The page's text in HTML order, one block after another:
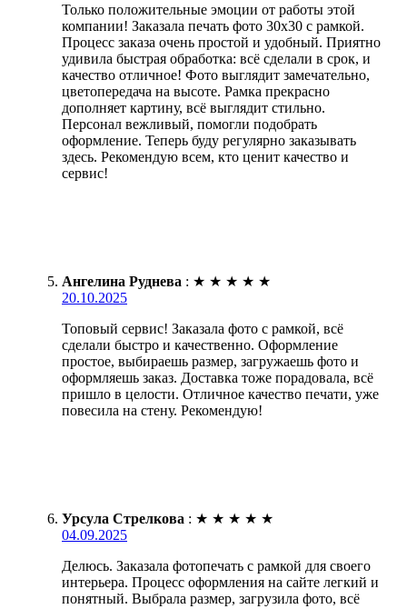
Только положительные эмоции от работы этой
компании! Заказала печать фото 30х30 с рамкой.
Процесс заказа очень простой и удобный. Приятно
удивила быстрая обработка: всё сделали в срок, и
качество отличное! Фото выглядит замечательно,
цветопередача на высоте. Рамка прекрасно
дополняет картину, всё выглядит стильно.
Персонал вежливый, помогли подобрать
оформление. Теперь буду регулярно заказывать
здесь. Рекомендую всем, кто ценит качество и
сервис!
Ангелина Руднева : ★ ★ ★ ★ ★
20.10.2025
Топовый сервис! Заказала фото с рамкой, всё
сделали быстро и качественно. Оформление
простое, выбираешь размер, загружаешь фото и
оформляешь заказ. Доставка тоже порадовала, всё
пришло в целости. Отличное качество печати, уже
повесила на стену. Рекомендую!
Урсула Стрелкова : ★ ★ ★ ★ ★
04.09.2025
Делюсь. Заказала фотопечать с рамкой для своего
интерьера. Процесс оформления на сайте легкий и
понятный. Выбрала размер, загрузила фото, всё